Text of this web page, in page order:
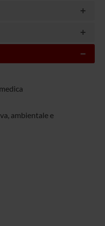
ambientale e